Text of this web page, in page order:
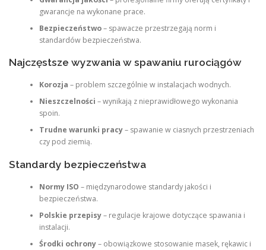
gwarancje na wykonane prace.
Bezpieczeństwo– spawacze przestrzegają norm i
standardów bezpieczeństwa.
Najczęstsze wyzwania w spawaniu rurociągów
Korozja – problem szczególnie w instalacjach wodnych.
Nieszczelności – wynikają z nieprawidłowego wykonania
spoin.
Trudne warunki pracy– spawanie w ciasnych przestrzeniach
czy pod ziemią.
Standardy bezpieczeństwa
Normy ISO – międzynarodowe standardy jakości i
bezpieczeństwa.
Polskie przepisy– regulacje krajowe dotyczące spawania i
instalacji.
Środki ochrony– obowiązkowe stosowanie masek, rękawic i